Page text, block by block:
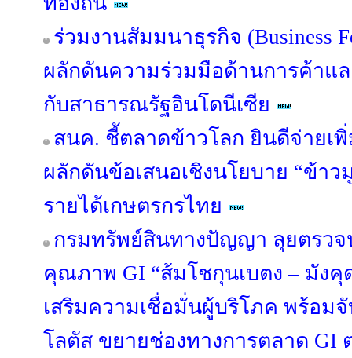
ร่วมงานสัมมนาธุรกิจ (Business
ผลักดันความร่วมมือด้านการค้าแ
กับสาธารณรัฐอินโดนีเซีย
สนค. ชี้ตลาดข้าวโลก ยินดีจ่ายเ
ผลักดันข้อเสนอเชิงนโยบาย “ข้าว
รายได้เกษตรกรไทย
กรมทรัพย์สินทางปัญญา ลุยตรวจ
คุณภาพ GI “ส้มโชกุนเบตง – มังคุ
เสริมความเชื่อมั่นผู้บริโภค พร้อม
โลตัส ขยายช่องทางการตลาด GI